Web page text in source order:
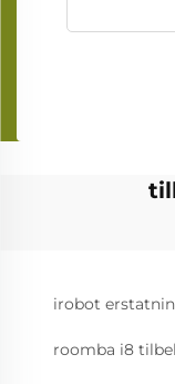
irobot
roomba i8